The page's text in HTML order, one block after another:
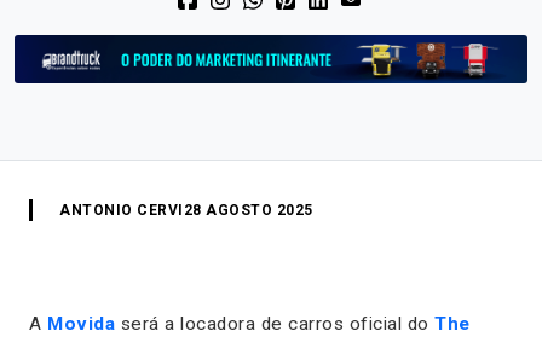
ANTONIO CERVI 28 AGOSTO 2025
A Movida será a locadora de carros oficial do The